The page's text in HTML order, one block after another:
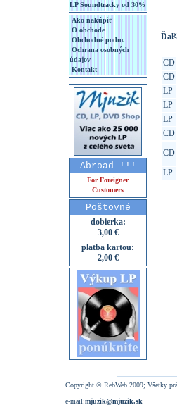
LP Soundtracky od 30%
Ako nakúpiť
O obchode
Obchodné podm.
Ochrana osobných
údajov
Kontakt
Abroad !!!
For Foreigner
Customers
Poštovné
dobierka:
3,00 €
platba kartou:
2,00 €
CD
CD
LP
LP
LP
CD
CD
LP
Copyright © RebWeb 2009; Všetky
e-mail:mjuzik@mjuzik.sk